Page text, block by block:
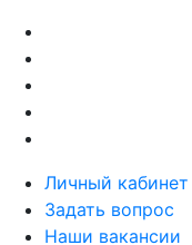
Личный кабинет
Задать вопрос
Наши вакансии